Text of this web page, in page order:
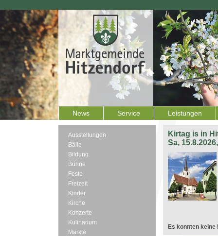
News Service Leistungen
Ausstellungen
Bälle
Bildung
Bühne
Feste
Freizeit
Kinder
Kirche
Konzerte
Kulinarium
Märkte
Kirtag is in
Sa,
Es konnten keine